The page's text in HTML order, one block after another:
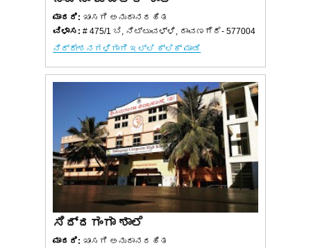
ಮಾದರಿ: ಖಾಸಗಿ ಅನುದಾನರಹಿತ
ವಿಳಾಸ:# 475/1 ಬಿ, ನಿಟ್ಟುವಳ್ಳಿ, ದಾವಣಗೆರೆ- 577004
ನಿರ್ದೇಶನಗಳಿಗಾಗಿ ಇಲ್ಲಿ ಕ್ಲಿಕ್ ಮಾಡಿ
ಸಿದ್ದಗಂಗಾ ಶಾಲೆ
ಮಾದರಿ: ಖಾಸಗಿ ಅನುದಾನರಹಿತ